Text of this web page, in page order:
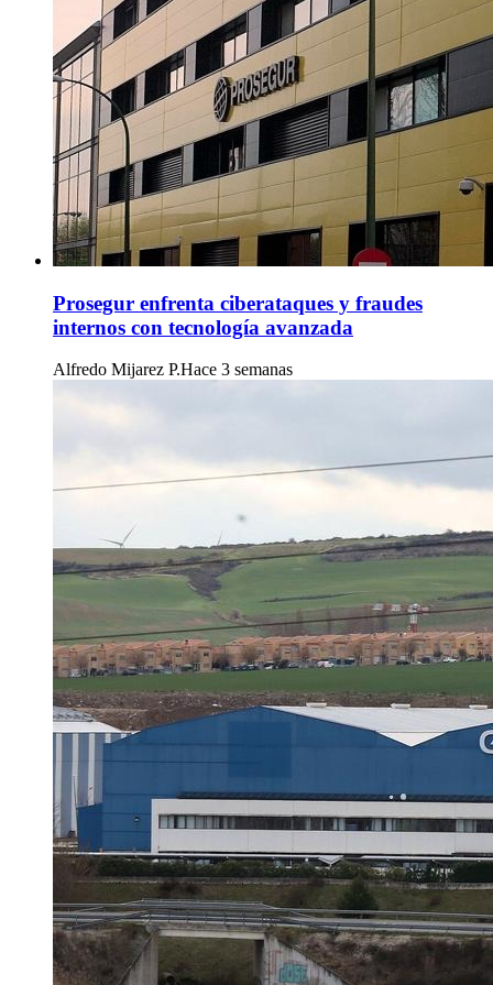
Prosegur enfrenta ciberataques y fraudes
internos con tecnología avanzada
Alfredo Mijarez P.Hace 3 semanas